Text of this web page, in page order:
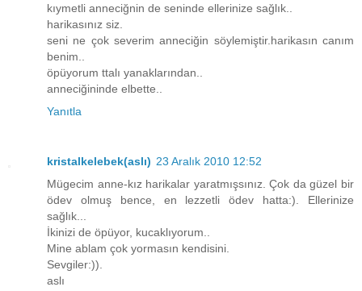
kıymetli anneciğnin de seninde ellerinize sağlık..
harikasınız siz.
seni ne çok severim anneciğin söylemiştir.harikasın canım
benim..
öpüyorum ttalı yanaklarından..
anneciğininde elbette..
Yanıtla
kristalkelebek(aslı) 23 Aralık 2010 12:52
Mügecim anne-kız harikalar yaratmışsınız. Çok da güzel bir
ödev olmuş bence, en lezzetli ödev hatta:). Ellerinize
sağlık...
İkinizi de öpüyor, kucaklıyorum..
Mine ablam çok yormasın kendisini.
Sevgiler:)).
aslı